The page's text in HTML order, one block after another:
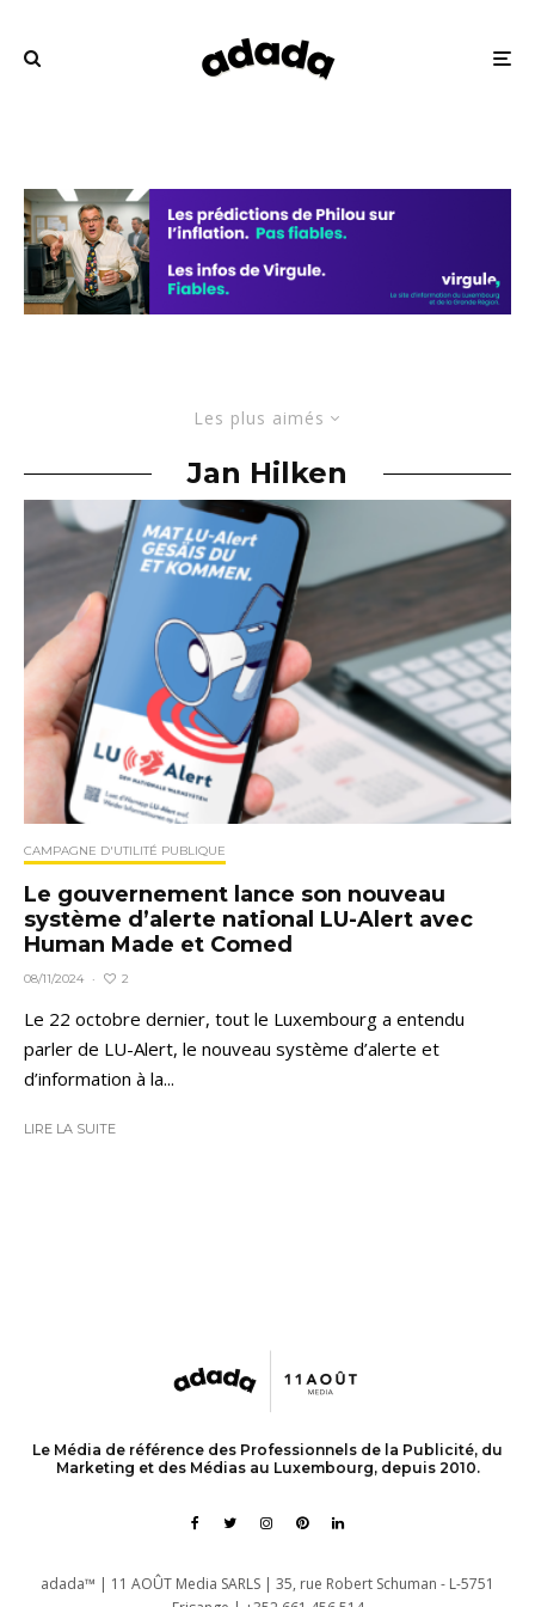
Les plus aimés
Jan Hilken
CAMPAGNE D'UTILITÉ PUBLIQUE
Le gouvernement lance son nouveau
système d’alerte national LU-Alert avec
Human Made et Comed
08/11/2024 · 2
Le 22 octobre dernier, tout le Luxembourg a entendu
parler de LU-Alert, le nouveau système d’alerte et
d’information à la...
LIRE LA SUITE
Le Média de référence des Professionnels de la Publicité, du
Marketing et des Médias au Luxembourg, depuis 2010.
adada™ | 11 AOÛT Media SARLS | 35, rue Robert Schuman - L-5751